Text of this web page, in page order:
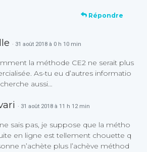
Répondre
· 31 août 2018 à 0 h 10 min
la méthode CE2 ne serait plus
As-tu eu d’autres informatio
aussi…
· 31 août 2018 à 11 h 12 min
sais pas, je suppose que la métho
en ligne est tellement chouette q
n’achète plus l’achève méthod